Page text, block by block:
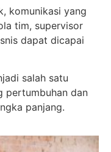
komunikasi yang
tim, supervisor
dapat dicapai
salah satu
pertumbuhan dan
panjang.